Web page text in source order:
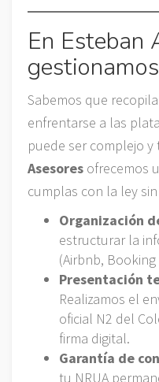
En Esteban
Sabemos que
enfrentarse a las
puede ser complejo y
Asesores ofrecemos
cumplas con la ley
Organización
estructurar la
(Airbnb,
Presentación
Realizamos el
oficial N2 del
firma digital.
Garantía de
tu NRUA